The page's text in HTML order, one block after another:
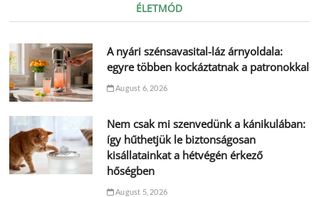
ÉLETMÓD
A nyári szénsavasital-láz árnyoldala:
egyre többen kockáztatnak a patronokkal
August 6, 2026
Nem csak mi szenvedünk a kánikulában:
így hűthetjük le biztonságosan
kisállatainkat a hétvégén érkező
hőségben
August 5, 2026